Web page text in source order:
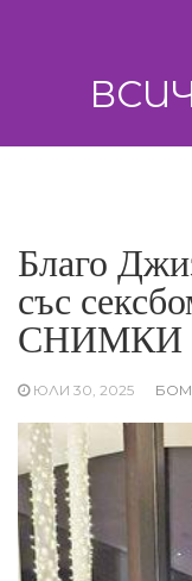
Благо
със
СНИМКИ
ЮЛИ 30, 2025